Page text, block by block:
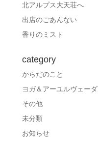
北アルプス大天荘へ
出店のごあんない
香りのミスト
category
からだのこと
ヨガ＆アーユルヴェーダ
その他
未分類
お知らせ